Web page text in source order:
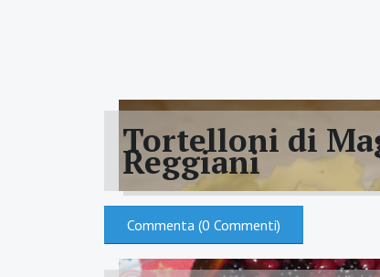
Tortelloni di
Reggiani
Commenta (0 Commenti)